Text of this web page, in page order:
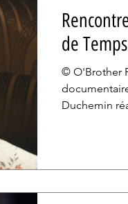
de
© O'Brother
Duchemin
cinéaste au